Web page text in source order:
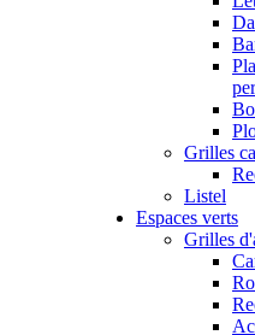
Grilles
Listel
Espaces verts
Grilles